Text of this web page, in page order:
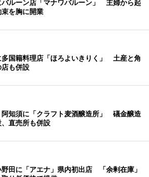
バルーン店「マナワバルーン」 主婦から起
を胸に開業
多国籍料理店「ほろよいきりく」 土産と角
も併設
阿知須に「クラフト麦酒醸造所」 礒金醸造
直売所も併設
野田に「アエナ」県内初出店 「余剰在庫」